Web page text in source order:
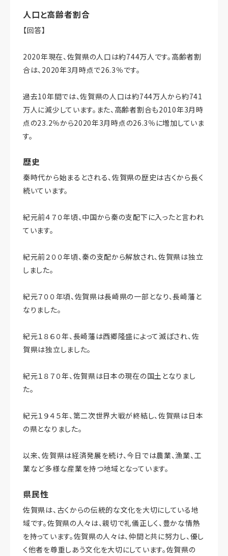
人口と高齢者割合
【回答】
2020年現在、佐賀県の人口は約744万人です。高齢者割
合は、2020年3月時点で26.3％です。
過去10年間では、佐賀県の人口は約744万人から約741
万人に減少しています。また、高齢者割合も2010年3月時
点の23.2％から2020年3月時点の26.3％に増加していま
す。
歴史
秦時代から始まるとされる、佐賀県の歴史は古くから長く
続いています。
紀元前４７０年頃、中国から秦の支配下に入ったと言われ
ています。
紀元前２００年頃、秦の支配から解放され、佐賀県は独立
しました。
紀元７００年頃、佐賀県は長崎県の一部となり、長崎藩と
なりました。
紀元１８６０年、長崎藩は西郷隆盛によって滅ぼされ、佐
賀県は独立しました。
紀元１８７０年、佐賀県は日本の現在の国土となりまし
た。
紀元１９４５年、第二次世界大戦が終結し、佐賀県は日本
の県となりました。
以来、佐賀県は経済発展を続け、今日では農業、漁業、工
業など多様な産業を持つ地域となっています。
県民性
佐賀県は、古くからの伝統的な文化を大切にしている地
域です。佐賀県の人々は、親切で礼儀正しく、豊かな情熱
を持っています。佐賀県の人々は、仲間と共に努力し、優し
く他者を尊重しあう文化を大切にしています。佐賀県の